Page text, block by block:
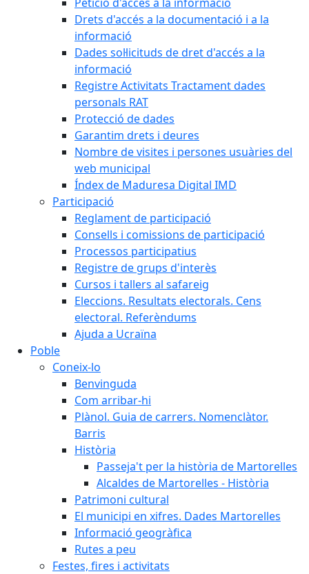
Drets d'accés a la documentació i a la
informació
Dades sol·licituds de dret d'accés a la
informació
Registre Activitats Tractament dades
personals RAT
Protecció de dades
Garantim drets i deures
Nombre de visites i persones usuàries del
web municipal
Índex de Maduresa Digital IMD
Participació
Reglament de participació
Consells i comissions de participació
Processos participatius
Registre de grups d'interès
Cursos i tallers al safareig
Eleccions. Resultats electorals. Cens
electoral. Referèndums
Ajuda a Ucraïna
Poble
Coneix-lo
Benvinguda
Com arribar-hi
Plànol. Guia de carrers. Nomenclàtor.
Barris
Història
Passeja't per la història de Martorelles
Alcaldes de Martorelles - Història
Patrimoni cultural
El municipi en xifres. Dades Martorelles
Informació geogràfica
Rutes a peu
Festes, fires i activitats